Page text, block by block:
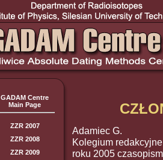
GADAM Centre
Main Page
ZZR 2007
ZZR 2008
ZZR 2009
Adamiec G.
Kolegium
roku 2005